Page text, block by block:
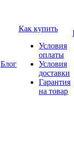
Блог
Как купить
Условия
оплаты
Условия
доставки
Гарантия
на товар